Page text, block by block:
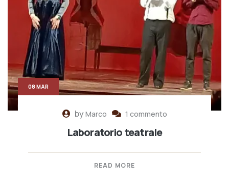
byMarco 1 commento
Laboratorio teatrale
READ MORE
08 MAR